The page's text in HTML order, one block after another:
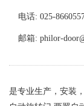
电话: 025-
邮箱: philor-
是专业生产，安装